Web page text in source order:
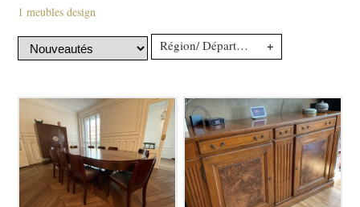
1 meubles design
Région/ Département +